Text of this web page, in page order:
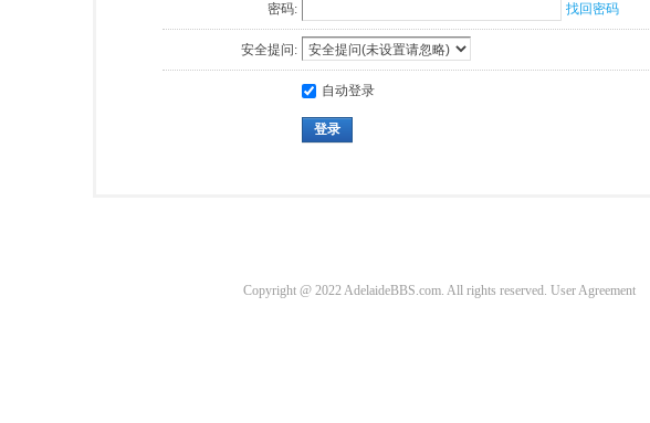
密码: 找回密码
安全提问:
自动登录
登录
Copyright @ 2022 AdelaideBBS.com. All rights reserved. User Agreement